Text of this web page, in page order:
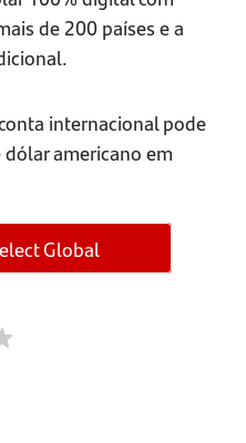
de 200 países e a
internacional pode
dólar americano em
Global